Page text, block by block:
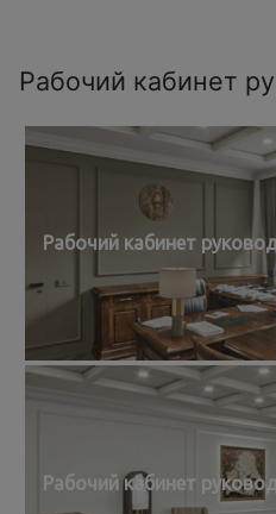
Рабочий кабинет
Рабочий кабинет
Рабочий кабинет